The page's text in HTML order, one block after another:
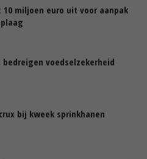
10 miljoen euro uit voor aanpak
bedreigen voedselzekerheid
bij kweek sprinkhanen